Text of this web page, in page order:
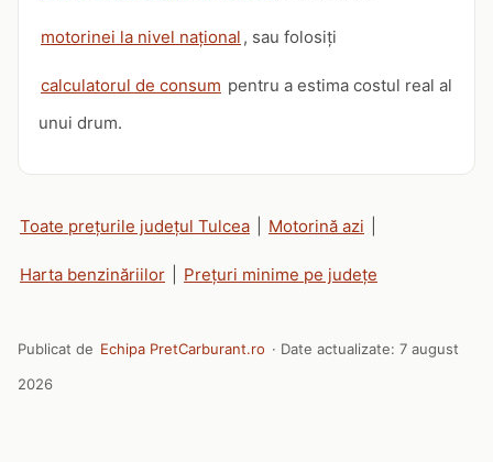
motorinei la nivel național , sau folosiți
calculatorul de consum pentru a estima costul real al
unui drum.
Toate prețurile județul Tulcea Motorină azi
Harta benzinăriilor Prețuri minime pe județe
Publicat de Echipa PretCarburant.ro · Date actualizate: 7 august
2026